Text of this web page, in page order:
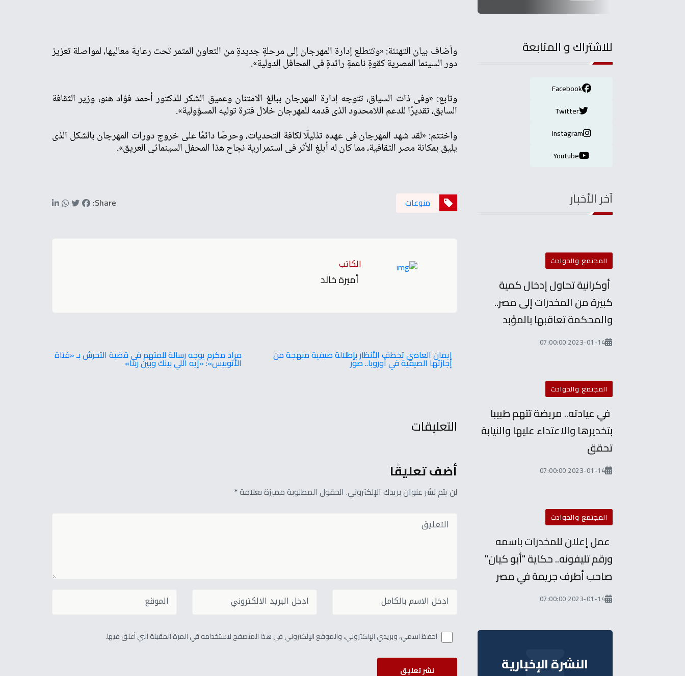
وأضاف بيان التهنئة: «وتتطلع إدارة المهرجان إلى مرحلةٍ جديدةٍ من التعاون المثمر تحت رعاية معاليها، لمواصلة تعزيز
دور السينما المصرية كقوةٍ ناعمةٍ رائدةٍ فى المحافل الدولية».
وتابع: «وفى ذات السياق، تتوجه إدارة المهرجان ببالغ الامتنان وعميق الشكر للدكتور أحمد فؤاد هنو، وزير الثقافة
السابق، تقديرًا للدعم اللامحدود الذى قدمه للمهرجان خلال فترة توليه المسؤولية».
واختتم: «لقد شهد المهرجان فى عهده تذليلًا لكافة التحديات، وحرصًا دائمًا على خروج دورات المهرجان بالشكل الذى
يليق بمكانة مصر الثقافية، مما كان له أبلغ الأثر فى استمرارية نجاح هذا المحفل السينمائى العريق».
منوعات Share:
الكاتب
أميرة خالد
إيمان العاصي تخطف الأنظار بإطلالة صيفية مبهجة من
إجازتها الصيفية في أوروبا.. صور
مراد مكرم يوجه رسالة للمتهم في قضية التحرش بـ «فتاة
الأتوبيس»: «إيه اللي بينك وبين ربنا»
التعليقات
أضف تعليقًا
لن يتم نشر عنوان بريدك الإلكتروني. الحقول المطلوبة مميزة بعلامة *
احفظ اسمي، وبريدي الإلكتروني، والموقع الإلكتروني في هذا المتصفح لاستخدامه في المرة المقبلة التي أعلق فيها.
نشر تعليق
للاشتراك و المتابعة
Facebook
Twitter
Instagram
Youtube
آخر الأخبار
المجتمع والحوادث
أوكرانية تحاول إدخال كمية
كبيرة من المخدرات إلى مصر..
والمحكمة تعاقبها بالمؤبد
2023-01-14 07:00:00
المجتمع والحوادث
في عيادته.. مريضة تتهم طبيبا
بتخديرها والاعتداء عليها والنيابة
تحقق
2023-01-14 07:00:00
المجتمع والحوادث
عمل إعلان للمخدرات باسمه
ورقم تليفونه.. حكاية "أبو كيان"
صاحب أطرف جريمة في مصر
2023-01-14 07:00:00
النشرة الإخبارية